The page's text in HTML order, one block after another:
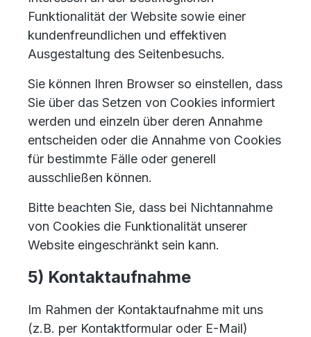
Funktionalität der Website sowie einer
kundenfreundlichen und effektiven
Ausgestaltung des Seitenbesuchs.
Sie können Ihren Browser so einstellen, dass
Sie über das Setzen von Cookies informiert
werden und einzeln über deren Annahme
entscheiden oder die Annahme von Cookies
für bestimmte Fälle oder generell
ausschließen können.
Bitte beachten Sie, dass bei Nichtannahme
von Cookies die Funktionalität unserer
Website eingeschränkt sein kann.
5) Kontaktaufnahme
Im Rahmen der Kontaktaufnahme mit uns
(z.B. per Kontaktformular oder E-Mail)